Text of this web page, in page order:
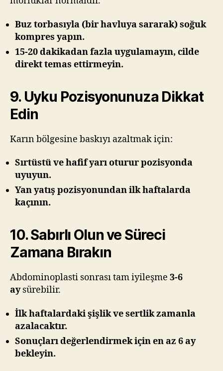
Buz torbasıyla (bir havluya sararak) soğuk
kompres yapın.
15-20 dakikadan fazla uygulamayın, cilde
direkt temas ettirmeyin.
9. Uyku Pozisyonunuza Dikkat
Edin
Karın bölgesine baskıyı azaltmak için:
Sırtüstü ve hafif yarı oturur pozisyonda
uyuyun.
Yan yatış pozisyonundan ilk haftalarda
kaçının.
10. Sabırlı Olun ve Süreci
Zamana Bırakın
Abdominoplasti sonrası tam iyileşme 3-6
aysürebilir.
İlk haftalardaki şişlik ve sertlik zamanla
azalacaktır.
Sonuçları değerlendirmek için en az 6 ay
bekleyin.